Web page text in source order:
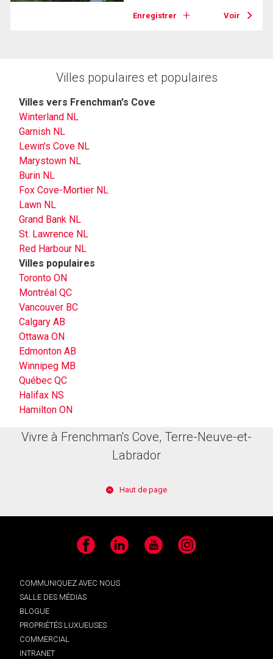
Enregistrer Voir
Villes populaires et populaires
Villes vers Frenchman's Cove
Winterland NL
Garnish NL
Lewin's Cove NL
Marystown NL
Burin NL
Fox Cove-Mortier NL
Lawn NL
Grand Bank NL
St. Lawrence NL
Red Harbour NL
Villes populaires
Toronto ON
Montréal QC
Vancouver BC
Calgary AB
Ottawa ON
Edmonton AB
Winnipeg MB
Québec QC
Halifax NS
Hamilton ON
Vivre à Frenchman's Cove, Terre-Neuve-et-
Labrador
Haut de page
Facebook LinkedIn YouTube Instagram
COMMUNIQUEZ AVEC NOUS
SALLE DES MÉDIAS
BLOGUE
PROPRIÉTÉS LUXUEUSES
COMMERCIAL
INTRANET